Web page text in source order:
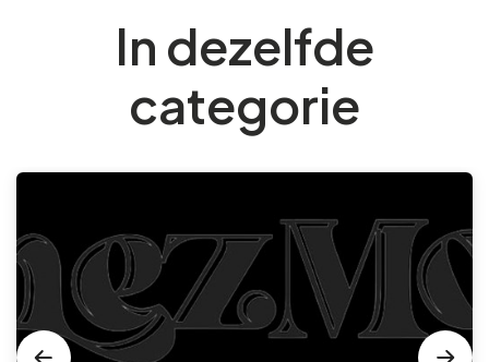
In dezelfde
categorie